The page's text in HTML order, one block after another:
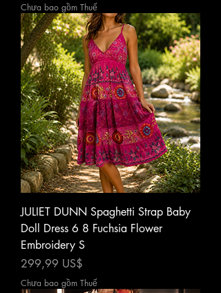
Chưa bao gồm Thuế
JULIET DUNN Spaghetti Strap Baby
Doll Dress 6 8 Fuchsia Flower
Embroidery S
Giá
299,99 US$
Chưa bao gồm Thuế